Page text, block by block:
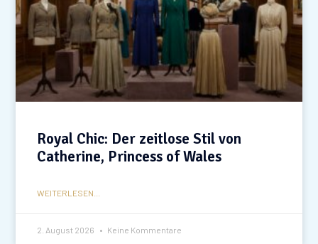
Royal Chic: Der zeitlose Stil von
Catherine, Princess of Wales
WEITERLESEN...
2. August 2026 Keine Kommentare